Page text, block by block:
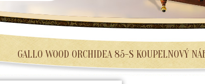
GALLO WOOD ORCHIDEA 85-S KOUPELNOVÝ